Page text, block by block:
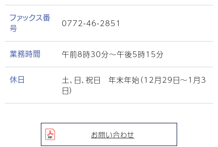
ファックス番
号
0772-46-2851
業務時間 午前8時30分～午後5時15分
休日
土、日、祝日 年末年始（12月29日～1月3
日）
お問い合わせ